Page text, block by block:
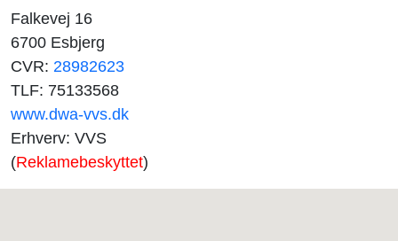
Falkevej 16
6700 Esbjerg
CVR: 28982623
TLF: 75133568
www.dwa-vvs.dk
Erhverv: VVS
(Reklamebeskyttet)